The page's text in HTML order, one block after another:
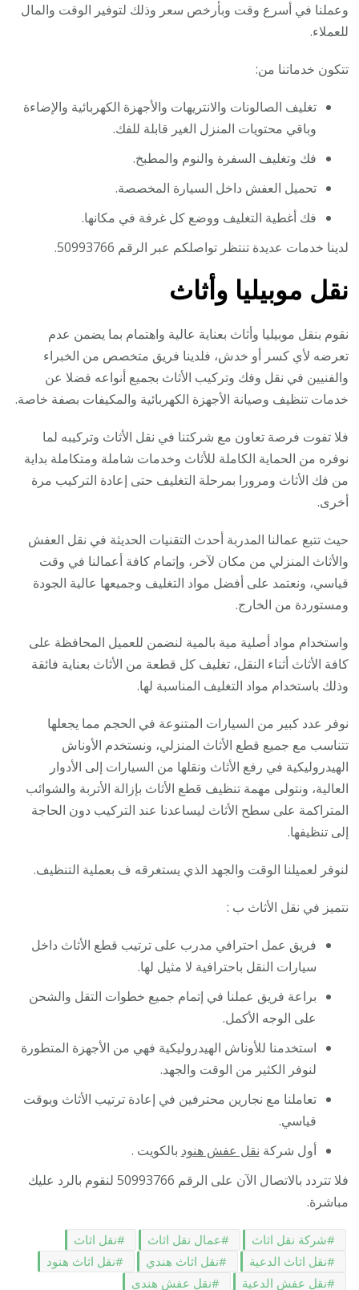
وعملنا في أسرع وقت وبأرخص سعر وذلك لتوفير الوقت والمال
للعملاء.
تتكون خدماتنا من:
تغليف الصالونات والانتريهات والأجهزة الكهربائية والإضاءة
وباقي محتويات المنزل الغير قابلة للفك.
فك وتغليف السفرة والنوم والمطبخ.
تحميل العفش داخل السيارة المخصصة.
فك أغطية التغليف ووضع كل غرفة في مكانها.
لدينا خدمات عديدة تنتظر تواصلكم عبر الرقم 50993766.
نقل موبيليا وأثاث
نقوم بنقل موبيليا وأثاث بعناية عالية واهتمام بما يضمن عدم
تعرضه لأي كسر أو خدش، فلدينا فريق متخصص من الخبراء
والفنيين في نقل وفك وتركيب الأثاث بجميع أنواعه فضلا عن
خدمات تنظيف وصيانة الأجهزة الكهربائية والمكيفات بصفة خاصة.
فلا تفوت فرصة تعاون مع شركتنا في نقل الأثاث وتركيبه لما
نوفره من الحماية الكاملة للأثاث وخدمات شاملة ومتكاملة بداية
من فك الأثاث ومرورا بمرحلة التغليف حتى إعادة التركيب مرة
أخرى.
حيث تتبع عمالنا المدربة أحدث التقنيات الحديثة في نقل العفش
والأثاث المنزلي من مكان لآخر، وإتمام كافة أعمالنا في وقت
قياسي، ونعتمد على أفضل مواد التغليف وجميعها عالية الجودة
ومستوردة من الخارج.
واستخدام مواد أصلية مية بالمية لنضمن للعميل المحافظة على
كافة الأثاث أثناء النقل، تغليف كل قطعة من الأثاث بعناية فائقة
وذلك باستخدام مواد التغليف المناسبة لها.
نوفر عدد كبير من السيارات المتنوعة في الحجم مما يجعلها
تتناسب مع جميع قطع الأثاث المنزلي، ونستخدم الأوناش
الهيدروليكية في رفع الأثاث ونقلها من السيارات إلى الأدوار
العالية، ونتولى مهمة تنظيف قطع الأثاث بإزالة الأتربة والشوائب
المتراكمة على سطح الأثاث ليساعدنا عند التركيب دون الحاجة
إلى تنظيفها.
لنوفر لعميلنا الوقت والجهد الذي يستغرقه ف بعملية التنظيف.
نتميز في نقل الأثاث ب :
فريق عمل احترافي مدرب على ترتيب قطع الأثاث داخل
سيارات النقل باحترافية لا مثيل لها.
براعة فريق عملنا في إتمام جميع خطوات التقل والشحن
على الوجه الأكمل.
استخدمنا للأوناش الهيدروليكية فهي من الأجهزة المتطورة
لنوفر الكثير من الوقت والجهد.
تعاملنا مع نجارين محترفين في إعادة ترتيب الأثاث وبوقت
قياسي.
أول شركة نقل عفش هنود بالكويت .
فلا تتردد بالاتصال الآن على الرقم 50993766 لنقوم بالرد عليك
مباشرة.
شركة نقل اثاث عمال نقل اثاث
نقل اثاث
نقل اثاث الدعية
نقل اثاث هندي
نقل اثاث هنود
نقل عفش الدعية
نقل عفش هندي